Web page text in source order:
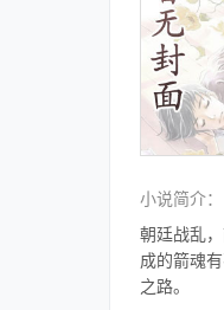
小说简介：
朝廷战乱
成的箭魂
之路。